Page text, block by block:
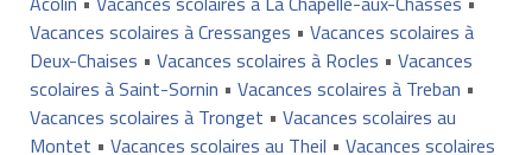
Vacances scolaires à Cressanges • Vacances scolaires à
Deux-Chaises • Vacances scolaires à Rocles • Vacances
scolaires à Saint-Sornin • Vacances scolaires à Treban •
Vacances scolaires à Tronget • Vacances scolaires au
Montet • Vacances scolaires au Theil • Vacances scolaires